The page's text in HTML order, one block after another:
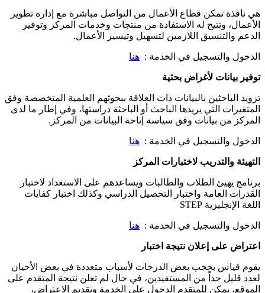
هي نافذة تمكن قطاع الأعمال من التواصل مباشرة مع إدارة تطوير
الأعمال، وتتيح له الاستفادة من منتجات وخدمات المركز وتوفير
الدعم والتنسيق اللازمين لتسهيل وتيسير الأعمال.
الدخول والتسجيل في الخدمة : هنا
توفير بيانات لأغراض بحثية
تزويد الباحثين بالبيانات ذات العلاقة ببحوثهم العلمية المتخصصة وفق
المتغيرات التي يريدها الباحث أو الباحثة دراستها، وفي إطار ما لدى
المركز من بيانات وفق سياسة إتاحة البيانات من المركز.
الدخول والتسجيل في الخدمة : هنا
التهيئة والتدريب لاختبارات المركز
برنامج يهيئ الطلاب والطالبات ويساعدهم على الاستعداد لاختبار
القدرات العامة واختبار التحصيل الدراسي وكذلك اختبار كفايات
اللغة الإنجليزية STEP
الدخول والتسجيل في الخدمة : هنا
اعتراض على إعلان نتيجة اختبار
يقوم قياس بحجب بعض الدرجات لأسباب متعددة في بعض الأحيان
لعدد قليل جداً من المستفيدين، في حال لم تعلن نتيجة المتقدم على
الموقع، يمكن للمتقدم الدخول على الخدمة وتقديم الاعتراض،